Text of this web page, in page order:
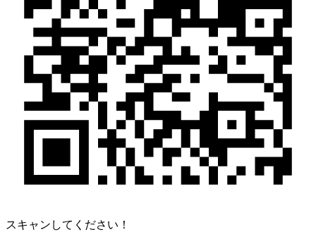
スキャンしてください！